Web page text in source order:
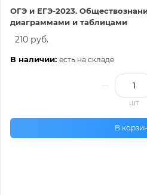
ОГЭ и ЕГЭ-2023.
диаграммами и таблицами
210 руб.
В наличии: есть на складе
шт
В